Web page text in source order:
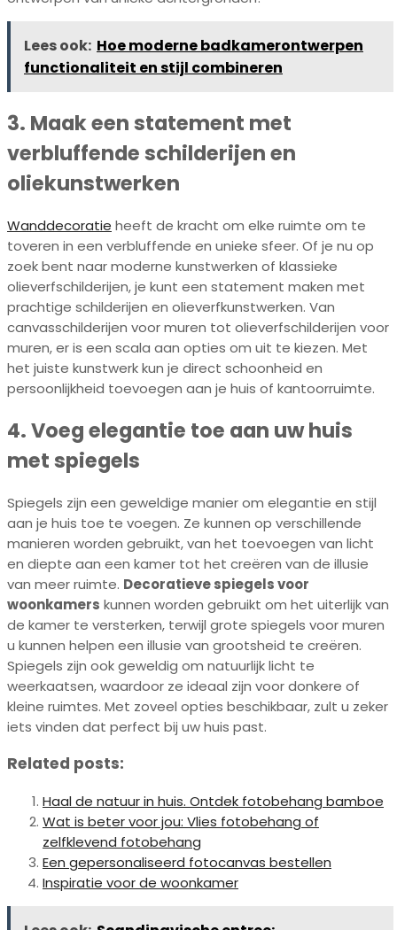
Lees ook: Hoe moderne badkamerontwerpen
functionaliteit en stijl combineren
3. Maak een statement met
verbluffende schilderijen en
oliekunstwerken
Wanddecoratie heeft de kracht om elke ruimte om te
toveren in een verbluffende en unieke sfeer. Of je nu op
zoek bent naar moderne kunstwerken of klassieke
olieverfschilderijen, je kunt een statement maken met
prachtige schilderijen en olieverfkunstwerken. Van
canvasschilderijen voor muren tot olieverfschilderijen voor
muren, er is een scala aan opties om uit te kiezen. Met
het juiste kunstwerk kun je direct schoonheid en
persoonlijkheid toevoegen aan je huis of kantoorruimte.
4. Voeg elegantie toe aan uw huis
met spiegels
Spiegels zijn een geweldige manier om elegantie en stijl
aan je huis toe te voegen. Ze kunnen op verschillende
manieren worden gebruikt, van het toevoegen van licht
en diepte aan een kamer tot het creëren van de illusie
van meer ruimte. Decoratieve spiegels voor
woonkamers kunnen worden gebruikt om het uiterlijk van
de kamer te versterken, terwijl grote spiegels voor muren
u kunnen helpen een illusie van grootsheid te creëren.
Spiegels zijn ook geweldig om natuurlijk licht te
weerkaatsen, waardoor ze ideaal zijn voor donkere of
kleine ruimtes. Met zoveel opties beschikbaar, zult u zeker
iets vinden dat perfect bij uw huis past.
Related posts:
Haal de natuur in huis. Ontdek fotobehang bamboe
Wat is beter voor jou: Vlies fotobehang of
zelfklevend fotobehang
Een gepersonaliseerd fotocanvas bestellen
Inspiratie voor de woonkamer